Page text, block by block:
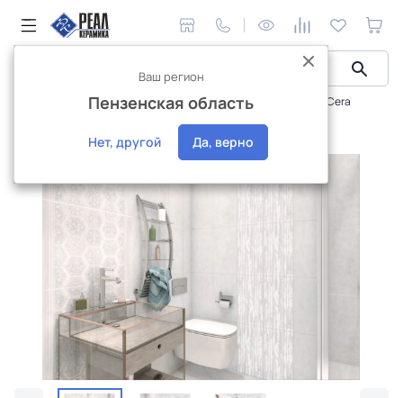
Керамическая плитка Плитка Altacera Orion, AltaCera
Плитка Altacera Orion
Ваш регион
Пензенская область
Нет, другой Да, верно